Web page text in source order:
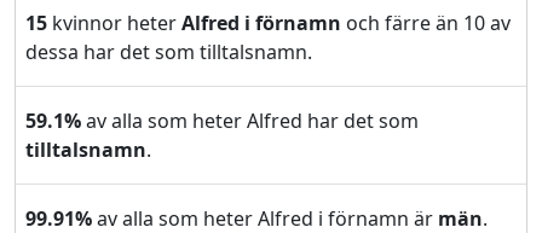
15 kvinnor heterAlfred i förnamn och färre än 10 av
dessa har det som tilltalsnamn.
59.1%av alla som heter Alfred har det som
tilltalsnamn.
99.91%av alla som heter Alfred i förnamn är män.